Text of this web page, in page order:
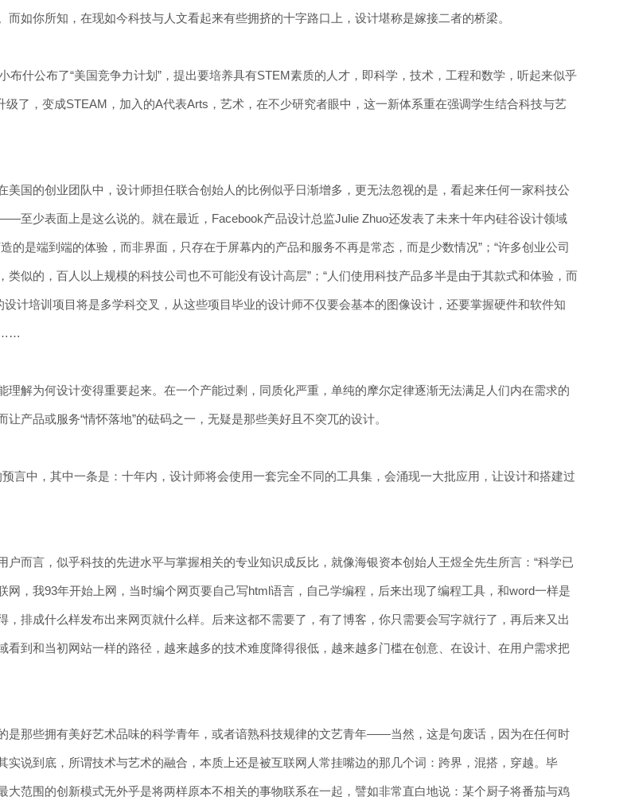
而如你所知，在现如今科技与人文看起来有些拥挤的十字路口上，设计堪称是嫁接二者的桥梁。
布什公布了“美国竞争力计划”，提出要培养具有STEM素质的人才，即科学，技术，工程和数学，听起来似乎
级了，变成STEAM，加入的A代表Arts，艺术，在不少研究者眼中，这一新体系重在强调学生结合科技与艺
美国的创业团队中，设计师担任联合创始人的比例似乎日渐增多，更无法忽视的是，看起来任何一家科技公
至少表面上是这么说的。就在最近，Facebook产品设计总监Julie Zhuo还发表了未来十年内硅谷设计领域
的是端到端的体验，而非界面，只存在于屏幕内的产品和服务不再是常态，而是少数情况”；“许多创业公司
类似的，百人以上规模的科技公司也不可能没有设计高层”；“人们使用科技产品多半是由于其款式和体验，而
设计培训项目将是多学科交叉，从这些项目毕业的设计师不仅要会基本的图像设计，还要掌握硬件和软件知
理解为何设计变得重要起来。在一个产能过剩，同质化严重，单纯的摩尔定律逐渐无法满足人们内在需求的
产品或服务“情怀落地”的砝码之一，无疑是那些美好且不突兀的设计。
言中，其中一条是：十年内，设计师将会使用一套完全不同的工具集，会涌现一大批应用，让设计和搭建过
户而言，似乎科技的先进水平与掌握相关的专业知识成反比，就像海银资本创始人王煜全先生所言：“科学已
网，我93年开始上网，当时编个网页要自己写html语言，自己学编程，后来出现了编程工具，和word一样是
，排成什么样发布出来网页就什么样。后来这都不需要了，有了博客，你只需要会写字就行了，再后来又出
到和当初网站一样的路径，越来越多的技术难度降得很低，越来越多门槛在创意、在设计、在用户需求把
是那些拥有美好艺术品味的科学青年，或者谙熟科技规律的文艺青年——当然，这是句废话，因为在任何时
实说到底，所谓技术与艺术的融合，本质上还是被互联网人常挂嘴边的那几个词：跨界，混搭，穿越。毕
大范围的创新模式无外乎是将两样原本不相关的事物联系在一起，譬如非常直白地说：某个厨子将番茄与鸡